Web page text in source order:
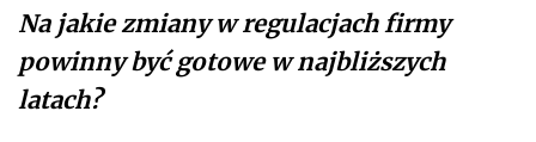
Na jakie zmiany w regulacjach firmy
powinny być gotowe w najbliższych
latach?